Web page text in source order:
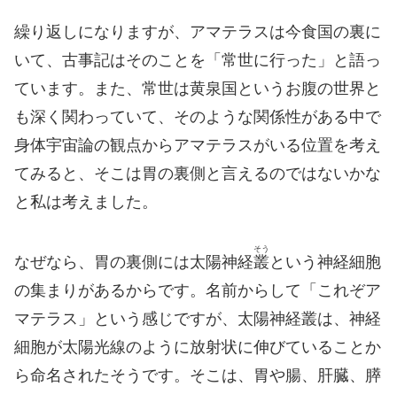
繰り返しになりますが、アマテラスは今食国の裏に
いて、古事記はそのことを「常世に行った」と語っ
ています。また、常世は黄泉国というお腹の世界と
も深く関わっていて、そのような関係性がある中で
身体宇宙論の観点からアマテラスがいる位置を考え
てみると、そこは胃の裏側と言えるのではないかな
と私は考えました。
なぜなら、胃の裏側には太陽神経叢
そう
という神経細胞
の集まりがあるからです。名前からして「これぞア
マテラス」という感じですが、太陽神経叢は、神経
細胞が太陽光線のように放射状に伸びていることか
ら命名されたそうです。そこは、胃や腸、肝臓、膵